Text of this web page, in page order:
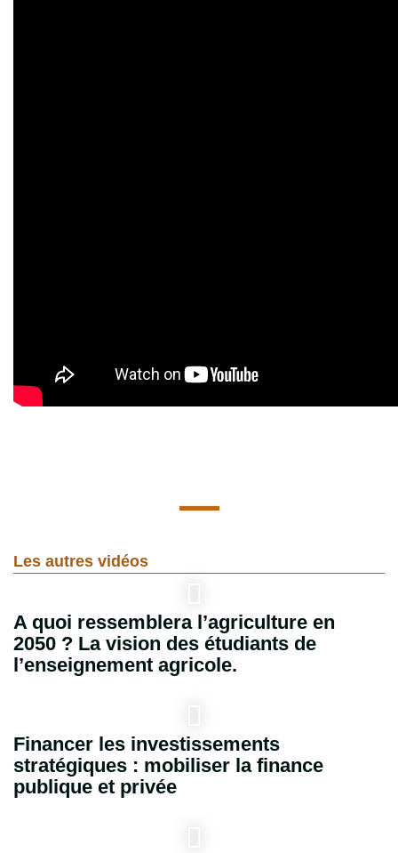
Les autres vidéos
A quoi ressemblera l’agriculture en
2050 ? La vision des étudiants de
l’enseignement agricole.
Financer les investissements
stratégiques : mobiliser la finance
publique et privée